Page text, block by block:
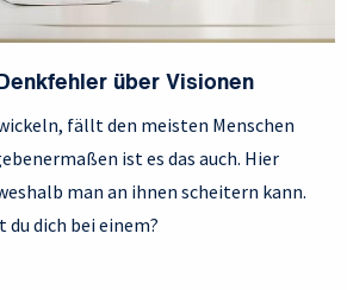
über Visionen
fällt den meisten Menschen
ist es das auch. Hier
man an ihnen scheitern kann.
dich bei einem?